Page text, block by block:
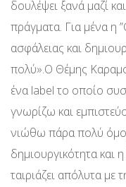
δουλέψει ξανά μαζί
πράγματα. Για μένα η
ασφάλειας και
πολύ».Ο Θέμης
ένα label το οποίο
γνωρίζω και
νιώθω πάρα πολύ
δημιουργικότητα και
ταιριάζει απόλυτα με